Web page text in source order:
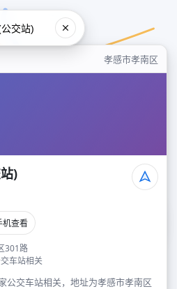
孝感市孝南区
)
机查看
301路
车站相关
公交车站相关，地址为孝感市孝南区